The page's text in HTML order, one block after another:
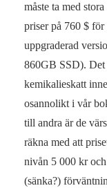
måste ta med
priser på 760 $
uppgraderad
860GB SSD). Det
kemikalieskatt
osannolikt i vår
till andra är de
räkna med att
nivån 5 000 kr och
(sänka?)